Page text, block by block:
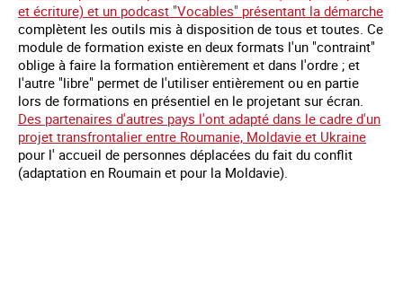
et écriture) et un podcast "Vocables" présentant la démarche
complètent les outils mis à disposition de tous et toutes. Ce
module de formation existe en deux formats l'un "contraint"
oblige à faire la formation entièrement et dans l'ordre ; et
l'autre "libre" permet de l'utiliser entièrement ou en partie
lors de formations en présentiel en le projetant sur écran.
Des partenaires d'autres pays l'ont adapté dans le cadre d'un
projet transfrontalier entre Roumanie, Moldavie et Ukraine
pour l' accueil de personnes déplacées du fait du conflit
(adaptation en Roumain et pour la Moldavie).